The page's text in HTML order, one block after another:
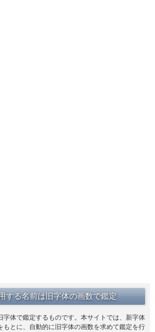
する名前は旧字体の画数で鑑定
字体で鑑定するものです。本サイトでは、新字体
もとに、自動的に旧字体の画数を求めて鑑定を行